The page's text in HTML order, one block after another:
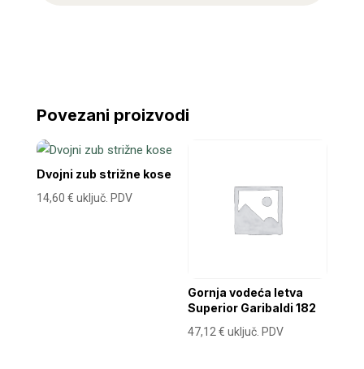
Povezani proizvodi
Dvojni zub strižne kose
14,60 € uključ. PDV
Gornja vodeća letva
Superior Garibaldi 182
47,12€ uključ. PDV